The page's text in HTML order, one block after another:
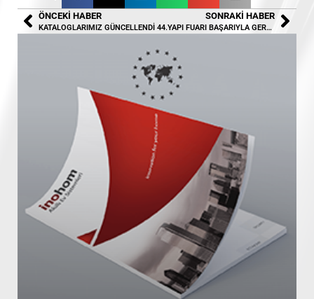
ÖNCEKI HABER
KATALOGLARIMIZ GÜNCELLENDİ
SONRAKI HABER
44.YAPI FUARI BAŞARIYLA GERÇEKLEŞTİRİLDİ